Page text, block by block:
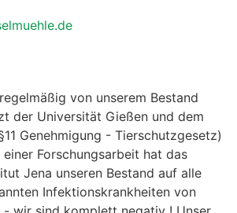
von unserem Bestand
der Universität Gießen und dem
Genehmigung - Tierschutzgesetz)
einer Forschungsarbeit hat das
Jena unseren Bestand auf alle
Infektionskrankheiten von